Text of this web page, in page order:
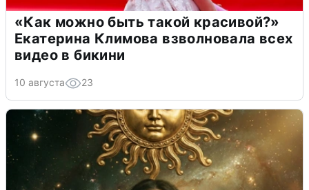
«Как можно быть такой красивой?»
Екатерина Климова взволновала всех
видео в бикини
10 августа 23